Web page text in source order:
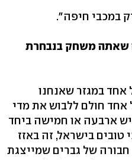
במכבי חיפה".
שאתה משחק בנבחרת
אחד במגזר שאנחנו
חולם ללבוש את מדי
ארבעה או חמישה ביחד
הכי טובים בישראל, זה באזז
של גברים שמייצגת